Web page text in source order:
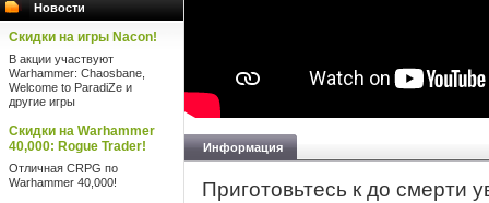
Новости
Скидки на игры Nacon!
В акции участвуют
Warhammer: Chaosbane,
Welcome to ParadiZe и
другие игры
Скидки на Warhammer
40,000: Rogue Trader!
Отличная CRPG по
Warhammer 40,000!
Информация
Приготовьтесь к до смерти